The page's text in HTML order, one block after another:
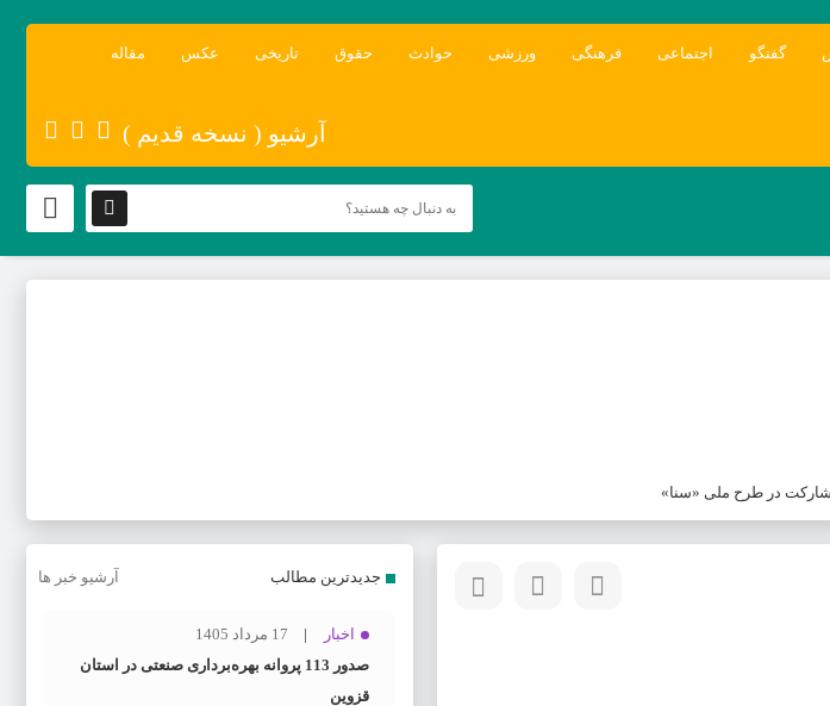
گفتگو اجتماعی فرهنگی ورزشی حوادث حقوق تاریخی عکس
مقاله
آرشیو ( نسخه قدیم )
در طرح ملی «سنا»
جدیدترین مطالب آرشیو خبر ها
اخبار
17 مرداد 1405
صدور 113 پروانه بهره‌برداری صنعتی در استان
قزوین